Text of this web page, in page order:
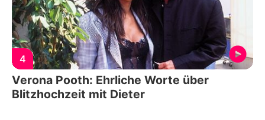
4
Verona Pooth: Ehrliche Worte über
Blitzhochzeit mit Dieter